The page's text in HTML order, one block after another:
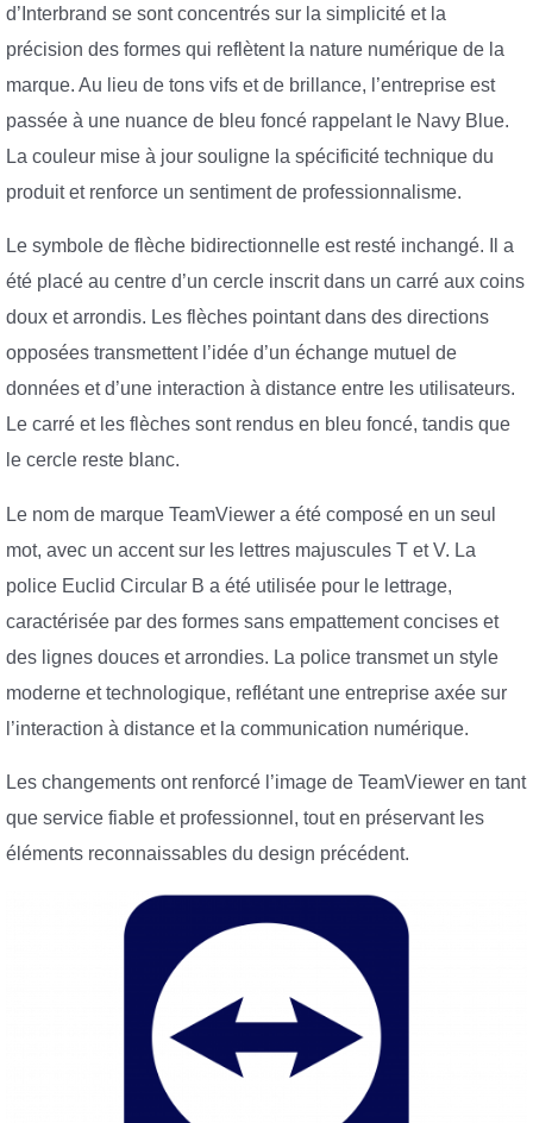
d’Interbrand se sont concentrés sur la simplicité et la
précision des formes qui reflètent la nature numérique de la
marque. Au lieu de tons vifs et de brillance, l’entreprise est
passée à une nuance de bleu foncé rappelant le Navy Blue.
La couleur mise à jour souligne la spécificité technique du
produit et renforce un sentiment de professionnalisme.
Le symbole de flèche bidirectionnelle est resté inchangé. Il a
été placé au centre d’un cercle inscrit dans un carré aux coins
doux et arrondis. Les flèches pointant dans des directions
opposées transmettent l’idée d’un échange mutuel de
données et d’une interaction à distance entre les utilisateurs.
Le carré et les flèches sont rendus en bleu foncé, tandis que
le cercle reste blanc.
Le nom de marque TeamViewer a été composé en un seul
mot, avec un accent sur les lettres majuscules T et V. La
police Euclid Circular B a été utilisée pour le lettrage,
caractérisée par des formes sans empattement concises et
des lignes douces et arrondies. La police transmet un style
moderne et technologique, reflétant une entreprise axée sur
l’interaction à distance et la communication numérique.
Les changements ont renforcé l’image de TeamViewer en tant
que service fiable et professionnel, tout en préservant les
éléments reconnaissables du design précédent.